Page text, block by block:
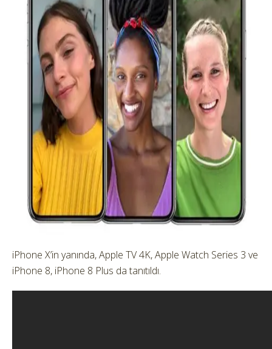
iPhone X’in yanında, Apple TV 4K, Apple Watch Series 3 ve
iPhone 8, iPhone 8 Plus da tanıtıldı.